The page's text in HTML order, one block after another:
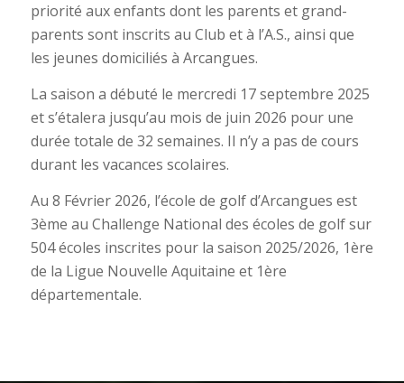
priorité aux enfants dont les parents et grand-
parents sont inscrits au Club et à l’A.S., ainsi que
les jeunes domiciliés à Arcangues.
La saison a débuté le mercredi 17 septembre 2025
et s’étalera jusqu’au mois de juin 2026 pour une
durée totale de 32 semaines. Il n’y a pas de cours
durant les vacances scolaires.
Au 8 Février 2026, l’école de golf d’Arcangues est
3ème au Challenge National des écoles de golf sur
504 écoles inscrites pour la saison 2025/2026, 1ère
de la Ligue Nouvelle Aquitaine et 1ère
départementale.